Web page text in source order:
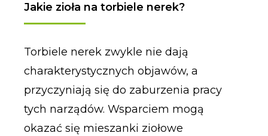
Jakie zioła na torbiele nerek?
Torbiele nerek zwykle nie dają
charakterystycznych objawów, a
przyczyniają się do zaburzenia pracy
tych narządów. Wsparciem mogą
okazać się mieszanki ziołowe